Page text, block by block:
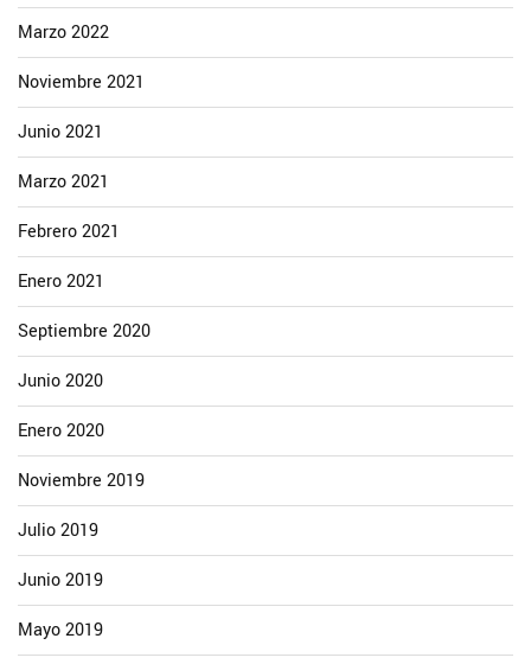
Marzo 2022
Noviembre 2021
Junio 2021
Marzo 2021
Febrero 2021
Enero 2021
Septiembre 2020
Junio 2020
Enero 2020
Noviembre 2019
Julio 2019
Junio 2019
Mayo 2019